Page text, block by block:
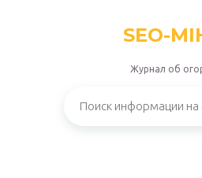
SEO-
Журнал об